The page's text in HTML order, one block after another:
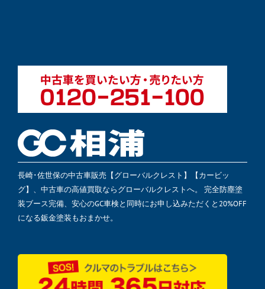
長崎･佐世保の中古車販売【グローバルクレスト】【カービッ
グ】、中古車の高値買取ならグローバルクレストへ。 完全防塵塗
装ブース完備、安心のGC車検と同時にお申し込みただくと20%OFF
になる鈑金塗装もおまかせ。